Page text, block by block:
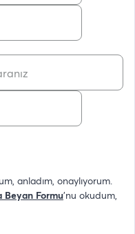
anladım, onaylıyorum.
Beyan Formu'nu okudum,